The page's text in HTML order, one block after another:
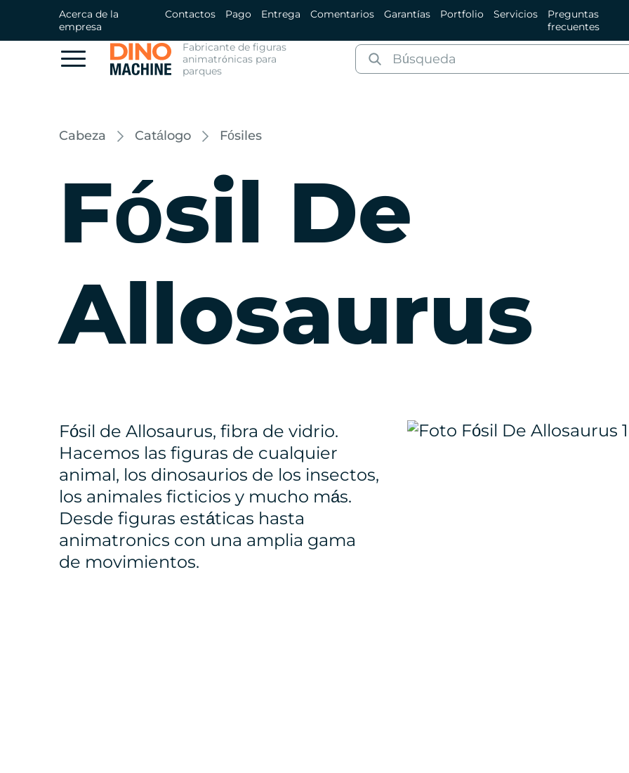
Acerca de la
empresa
Contactos Pago Entrega Comentarios Garantías Portfolio Servicios
Preguntas
frecuentes
Fabricante de figuras
animatrónicas para
parques
Cabeza Catálogo Fósiles
Fósil De
Allosaurus
Fósil de Allosaurus, fibra de vidrio.
Hacemos las figuras de cualquier
animal, los dinosaurios de los insectos,
los animales ficticios y mucho más.
Desde figuras estáticas hasta
animatronics con una amplia gama
de movimientos.